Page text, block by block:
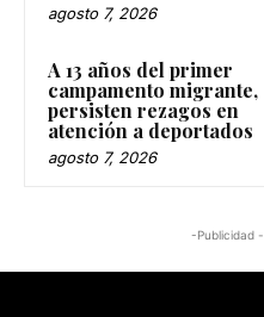
agosto 7, 2026
A 13 años del primer
campamento migrante,
persisten rezagos en
atención a deportados
agosto 7, 2026
-Publicidad -